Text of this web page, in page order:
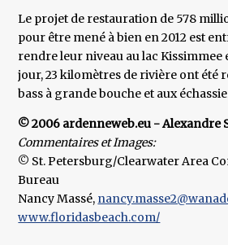
Le projet de restauration de 578
pour être mené à bien en 2012 est
rendre leur niveau au lac Kissimmee
jour, 23 kilomètres de rivière ont été
bass à grande bouche et aux
© 2006 ardenneweb.eu - Alexandre
Commentaires et Images:
© St. Petersburg/Clearwater Area
Bureau
Nancy Massé,
www.floridasbeach.com/